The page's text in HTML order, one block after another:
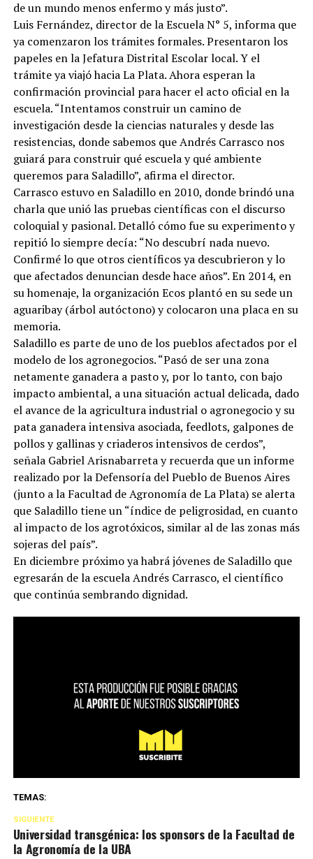
de un mundo menos enfermo y más justo”.
Luis Fernández, director de la Escuela N° 5, informa que
ya comenzaron los trámites formales. Presentaron los
papeles en la Jefatura Distrital Escolar local. Y el
trámite ya viajó hacia La Plata. Ahora esperan la
confirmación provincial para hacer el acto oficial en la
escuela. “Intentamos construir un camino de
investigación desde la ciencias naturales y desde las
resistencias, donde sabemos que Andrés Carrasco nos
guiará para construir qué escuela y qué ambiente
queremos para Saladillo”, afirma el director.
Carrasco estuvo en Saladillo en 2010, donde brindó una
charla que unió las pruebas científicas con el discurso
coloquial y pasional. Detalló cómo fue su experimento y
repitió lo siempre decía: “No descubrí nada nuevo.
Confirmé lo que otros científicos ya descubrieron y lo
que afectados denuncian desde hace años”. En 2014, en
su homenaje, la organización Ecos plantó en su sede un
aguaribay (árbol autóctono) y colocaron una placa en su
memoria.
Saladillo es parte de uno de los pueblos afectados por el
modelo de los agronegocios. “Pasó de ser una zona
netamente ganadera a pasto y, por lo tanto, con bajo
impacto ambiental, a una situación actual delicada, dado
el avance de la agricultura industrial o agronegocio y su
pata ganadera intensiva asociada, feedlots, galpones de
pollos y gallinas y criaderos intensivos de cerdos”,
señala Gabriel Arisnabarreta y recuerda que un informe
realizado por la Defensoría del Pueblo de Buenos Aires
(junto a la Facultad de Agronomía de La Plata) se alerta
que Saladillo tiene un “índice de peligrosidad, en cuanto
al impacto de los agrotóxicos, similar al de las zonas más
sojeras del país”.
En diciembre próximo ya habrá jóvenes de Saladillo que
egresarán de la escuela Andrés Carrasco, el científico
que continúa sembrando dignidad.
TEMAS:
SIGUIENTE
Universidad transgénica: los sponsors de la Facultad de
la Agronomía de la UBA